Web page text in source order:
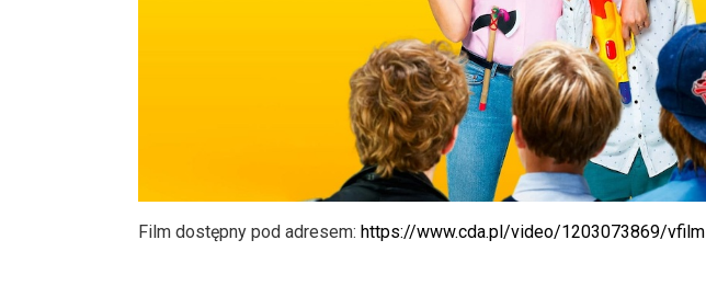
Film dostępny pod adresem: https://www.cda.pl/video/1203073869/vfilm